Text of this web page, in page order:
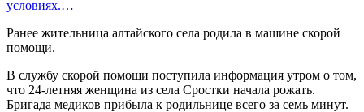
условиях.…
Ранее жительница алтайского села родила в машине скорой
помощи.
В службу скорой помощи поступила информация утром о том,
что 24-летняя женщина из села Сростки начала рожать.
Бригада медиков прибыла к родильнице всего за семь минут.